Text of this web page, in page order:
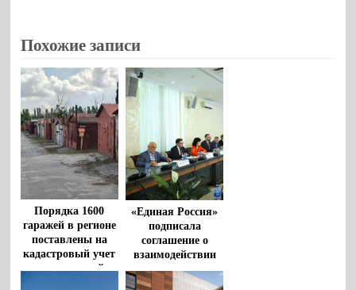
Похожие записи
Порядка 1600
гаражей в регионе
поставлены на
кадастровый учет
по «гаражной
«Единая Россия»
подписала
соглашение о
взаимодействии
между
Общественной